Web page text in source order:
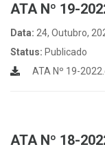
ATA Nº 19-
Data: 24, Outubro,
Status: Publicado
ATA Nº 19-
ATA Nº 18-